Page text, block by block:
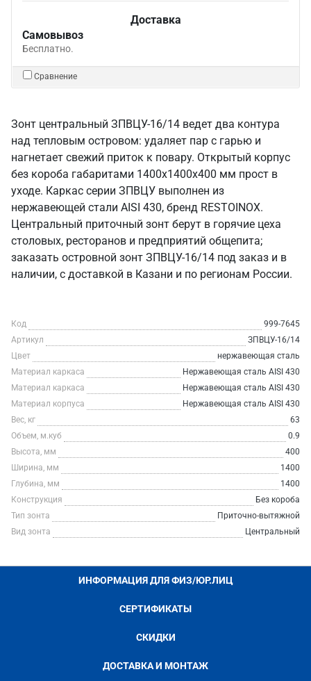
Доставка
Самовывоз
Бесплатно.
Сравнение
Зонт центральный ЗПВЦУ-16/14 ведет два контура
над тепловым островом: удаляет пар с гарью и
нагнетает свежий приток к повару. Открытый корпус
без короба габаритами 1400х1400х400 мм прост в
уходе. Каркас серии ЗПВЦУ выполнен из
нержавеющей стали AISI 430, бренд RESTOINOX.
Центральный приточный зонт берут в горячие цеха
столовых, ресторанов и предприятий общепита;
заказать островной зонт ЗПВЦУ-16/14 под заказ и в
наличии, с доставкой в Казани и по регионам России.
Код
999-7645
Артикул
ЗПВЦУ-16/14
Цвет
нержавеющая сталь
Материал каркаса
Нержавеющая сталь AISI 430
Материал каркаса
Нержавеющая сталь AISI 430
Материал корпуса
Нержавеющая сталь AISI 430
Вес, кг
63
Объем, м.куб
0.9
Высота, мм
400
Ширина, мм
1400
Глубина, мм
1400
Конструкция
Без короба
Тип зонта
Приточно-вытяжной
Вид зонта
Центральный
ИНФОРМАЦИЯ ДЛЯ ФИЗ/ЮР.ЛИЦ
СЕРТИФИКАТЫ
СКИДКИ
ДОСТАВКА И МОНТАЖ